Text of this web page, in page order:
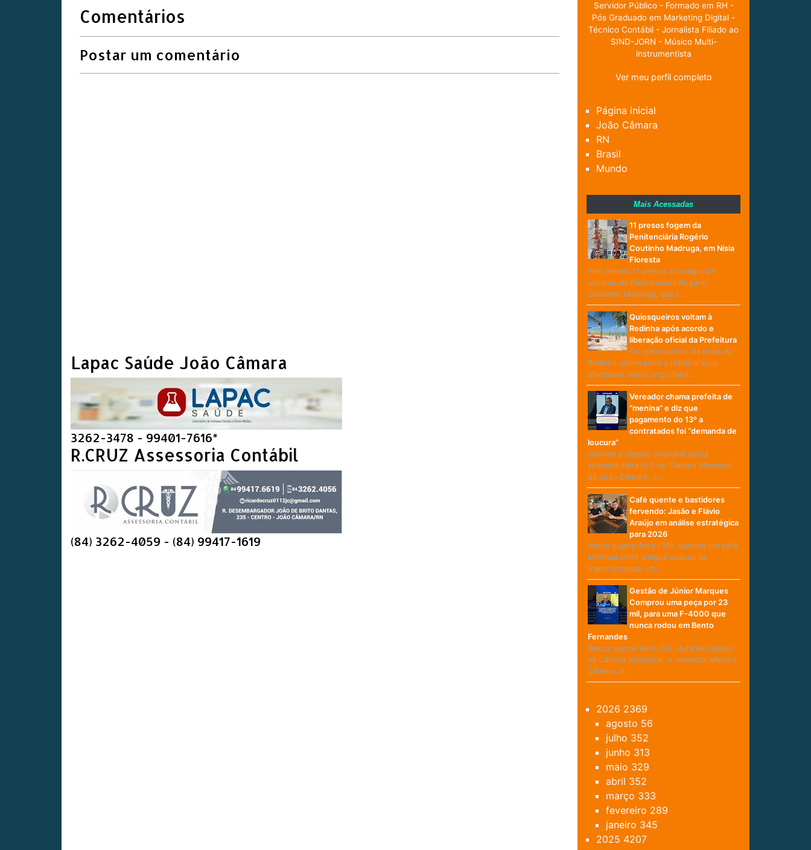
Comentários
Postar um comentário
Lapac Saúde João Câmara
3262-3478 - 99401-7616*
R.CRUZ Assessoria Contábil
(84) 3262-4059 - (84) 99417-1619
Servidor Público - Formado em RH -
Pós Graduado em Marketing Digital -
Técnico Contábil - Jornalista Filiado ao
SIND-JORN - Músico Multi-
instrumentista
Ver meu perfil completo
Página inicial
João Câmara
RN
Brasil
Mundo
Mais Acessadas
11 presos fogem da
Penitenciária Rogério
Coutinho Madruga, em Nísia
Floresta
Pelo menos 11 presos conseguiram
escapar da Penitenciária Rogério
Coutinho Madruga, que f…
Quiosqueiros voltam à
Redinha após acordo e
liberação oficial da Prefeitura
Os quiosqueiros da praia da
Redinha começaram a retomar suas
atividades nesta terça-feira…
Vereador chama prefeita de
“menina” e diz que
pagamento do 13º a
contratados foi “demanda de
loucura”
Durante a sessão ordinária desta
segunda-feira (01) na Câmara Municipal
de João Câmara, o…
Café quente e bastidores
fervendo: Jasão e Flávio
Araújo em análise estratégica
para 2026
Nesta quarta-feira (30), durante um café
informal entre amigos acabou se
transformando em…
Gestão de Júnior Marques
Comprou uma peça por 23
mil, para uma F-4000 que
nunca rodou em Bento
Fernandes
Nesta quarta-feira (18), durante sessão
na Câmara Municipal, o vereador Marcos
Câmara, lí…
2026 2369
agosto 56
julho 352
junho 313
maio 329
abril 352
março 333
fevereiro 289
janeiro 345
2025 4207